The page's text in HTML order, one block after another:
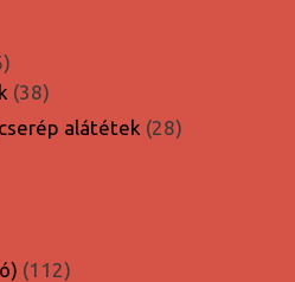
76
termék
3838
termék
alátétek 2828
112112